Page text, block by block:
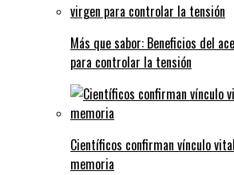
Más que sabor: Beneficios del
para controlar la tensión
Científicos confirman vínculo
memoria